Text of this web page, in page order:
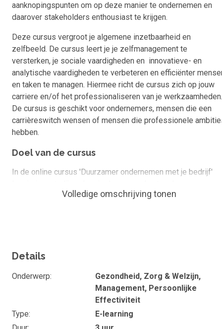
aanknopingspunten om op deze manier te ondernemen en
daarover stakeholders enthousiast te krijgen.
Deze cursus vergroot je algemene inzetbaarheid en
zelfbeeld. De cursus leert je je zelfmanagement te
versterken, je sociale vaardigheden en innovatieve- en
analytische vaardigheden te verbeteren en efficiënter
en taken te managen. Hiermee richt de cursus zich op jouw
carriere en/of het professionaliseren van je werkzaamheden.
De cursus is geschikt voor ondernemers, mensen die een
carrièreswitch wensen of mensen die professionele
hebben.
Doel van de cursus
In de online cursus 'Duurzamer ondernemen met je bedrijf'
Belangrijk neveneffect: een positief effect op je
balans daartussen
Energie besparen binnen je bedrijf
Kennis van de belangrijke duurzaamheidsfactoren
van 'Maatschappelijk Verantwoord Opleiden' en
'Duurzame Inzetbaarheid' van jouw mensen.
Volledige omschrijving tonen
Details
Onderwerp
Gezondheid, Zorg & Welzijn,
Management, Persoonlijke
Effectiviteit
Type
E-learning